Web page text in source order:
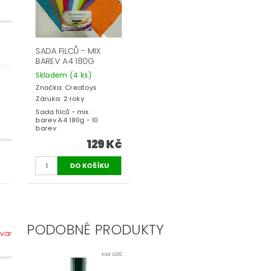
SADA FILCŮ - MIX
BAREV A4 180G
Skladem (4 ks)
Značka: Creatoys
Záruka: 2 roky
Sada filců - mix
barev A4 180g - 10
barev.
129 Kč
PODOBNÉ PRODUKTY
Kód:O202